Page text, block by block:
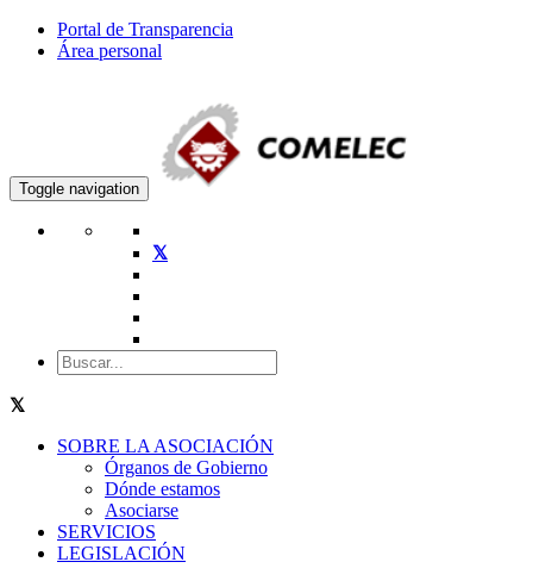
Portal de Transparencia
Área personal
Toggle navigation
SOBRE LA ASOCIACIÓN
Órganos de Gobierno
Dónde estamos
Asociarse
SERVICIOS
LEGISLACIÓN